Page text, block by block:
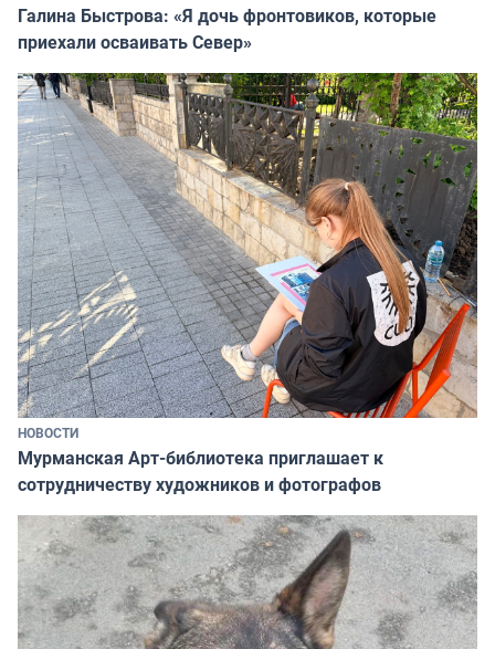
Галина Быстрова: «Я дочь фронтовиков, которые
приехали осваивать Север»
НОВОСТИ
Мурманская Арт-библиотека приглашает к
сотрудничеству художников и фотографов